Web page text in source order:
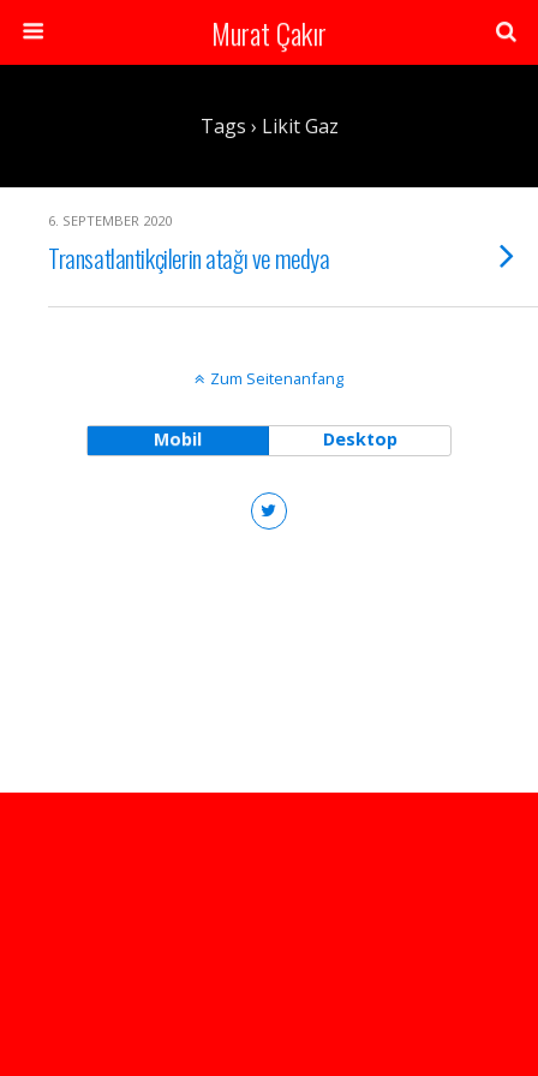
Murat Çakır
Tags › Likit Gaz
6. SEPTEMBER 2020
Transatlantikçilerin atağı ve medya
Zum Seitenanfang
Mobil Desktop